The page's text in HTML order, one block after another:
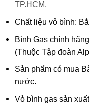
TP.HCM.
Chất liệu vỏ bình:
Bình Gas chính
(Thuộc Tập đoàn
Sản phẩm có mua
nước.
Vỏ bình gas sản